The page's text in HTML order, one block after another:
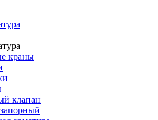
краны
клапан